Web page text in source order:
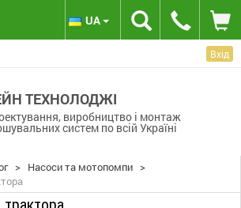
Вхід
ТЕХНОЛОДЖІ
виробництво і монтаж
систем по всій Україні
UA
> Насоси та мотопомпи >